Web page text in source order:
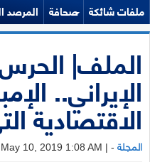
ملفات شائكة صحافة المرصد
الملف|
الإيراني..
الاقتصادية
المجلة - | Fri, May 10, 2019 1:08 AM